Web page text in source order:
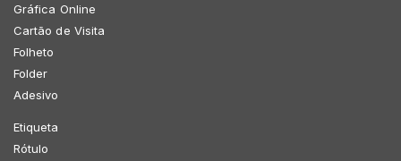
Gráfica Online
Cartão de Visita
Folheto
Folder
Adesivo
Etiqueta
Rótulo